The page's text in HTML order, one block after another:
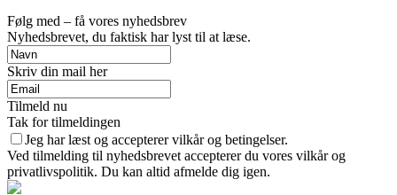
Følg med – få vores nyhedsbrev
Nyhedsbrevet, du faktisk har lyst til at læse.
Skriv din mail her
Tilmeld nu
Tak for tilmeldingen
Jeg har læst og accepterer vilkår og betingelser.
Ved tilmelding til nyhedsbrevet accepterer du vores vilkår og
privatlivspolitik. Du kan altid afmelde dig igen.